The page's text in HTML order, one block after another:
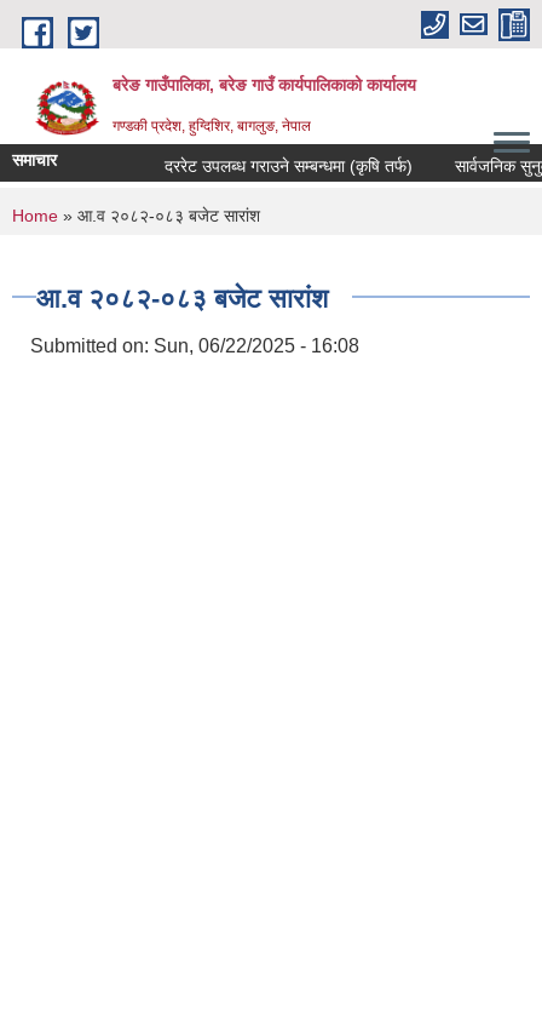
Skip to main content
बरेङ गाउँपालिका, बरेङ गाउँ कार्यपालिकाको कार्यालय
गण्डकी प्रदेश, हुग्दिशिर, बागलुङ, नेपाल
समाचार दररेट उपलब्ध गराउने सम्बन्धमा (कृषि तर्फ) सार्वजनिक सुनुवाइ
You are here
Home » आ.व २०८२-०८३ बजेट सारांश
आ.व २०८२-०८३ बजेट सारांश
Submitted on: Sun, 06/22/2025 - 16:08